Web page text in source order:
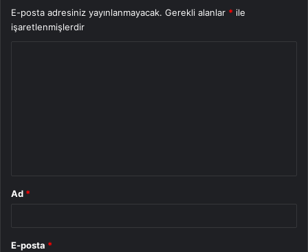
E-posta adresiniz yayınlanmayacak. Gerekli alanlar * ile
işaretlenmişlerdir
Ad *
E-posta *